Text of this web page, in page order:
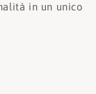
in un unico